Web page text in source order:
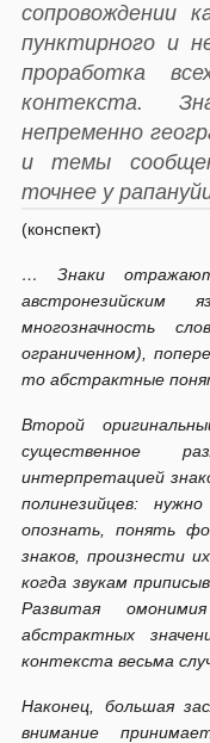
сопровождении
пунктирного и
проработка
контекста.
непременно
и темы
точнее у
(конспект)
… Знаки отражают
многозначность
ограниченном),
то абстрактные
Второй
существенное
интерпретацией
полинезийцев:
опознать, понять
знаков, произнести
когда звукам
Развитая
абстрактных
контекста весьма
Наконец, большая
внимание